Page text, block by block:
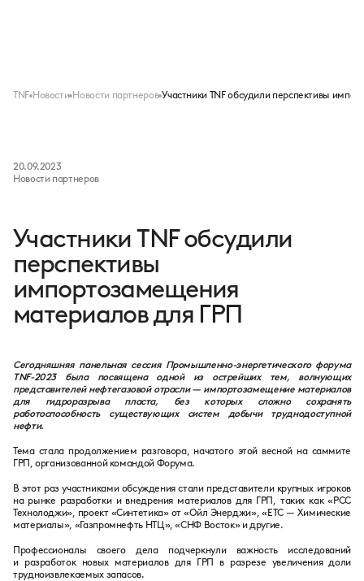
TNF Новости Новости партнеров Участники TNF обсудили перспективы
20.09.2023
Новости партнеров
Участники TNF обсудили
перспективы
импортозамещения
материалов для ГРП
Сегодняшняя панельная сессия Промышленно-энергетического форума
TNF-2023 была посвящена одной из острейших тем, волнующих
представителей нефтегазовой отрасли — импортозамещение материалов
для гидроразрыва пласта, без которых сложно сохранять
работоспособность существующих систем добычи труднодоступной
нефти.
Тема стала продолжением разговора, начатого этой весной на саммите
ГРП, организованной командой Форума.
В этот раз участниками обсуждения стали представители крупных игроков
на рынке разработки и внедрения материалов для ГРП, таких как «РСС
Технолоджи», проект «Синтетика» от «Ойл Энерджи», «ЕТС — Химические
материалы», «Газпромнефть НТЦ», «СНФ Восток» и другие.
Профессионалы своего дела подчеркнули важность исследований
и разработок новых материалов для ГРП в разрезе увеличения доли
трудноизвлекаемых запасов.